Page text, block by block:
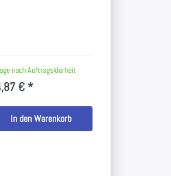
nach Auftragsklarheit
€ *
In den Warenkorb